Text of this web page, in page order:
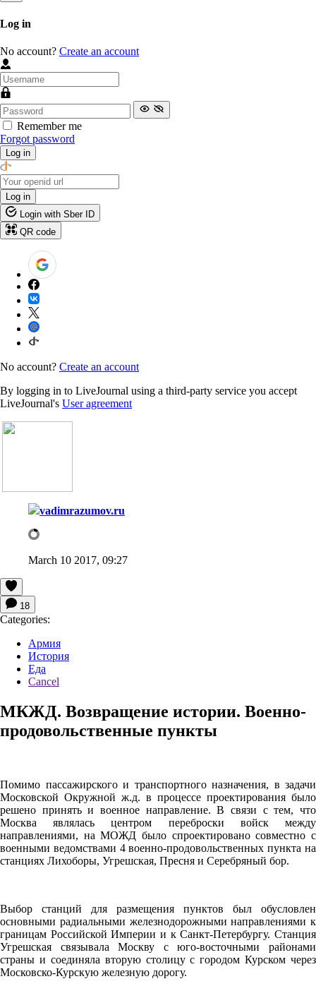
Log in
No account? Create an account
Remember me
Forgot password
Log in
Log in
Login with Sber ID
QR code
No account? Create an account
By logging in to LiveJournal using a third-party service you accept
LiveJournal's User agreement
vadimrazumov.ru
March 10 2017, 09:27
18
Categories:
Армия
История
Еда
Cancel
МКЖД. Возвращение истории. Военно-
продовольственные пункты
Помимо пассажирского и транспортного назначения, в задачи
Московской Окружной ж.д. в процессе проектирования было
решено принять и военное направление. В связи с тем, что
Москва являлась центром переброски войск между
направлениями, на МОЖД было спроектировано совместно с
военными ведомствами 4 военно-продовольственных пункта на
станциях Лихоборы, Угрешская, Пресня и Серебряный бор.
Выбор станций для размещения пунктов был обусловлен
основными радиальными железнодорожными направлениями к
границам Российской Империи и к Санкт-Петербургу. Станция
Угрешская связывала Москву с юго-восточными районами
страны и соединяла вторую столицу с городом Курском через
Московско-Курскую железную дорогу.